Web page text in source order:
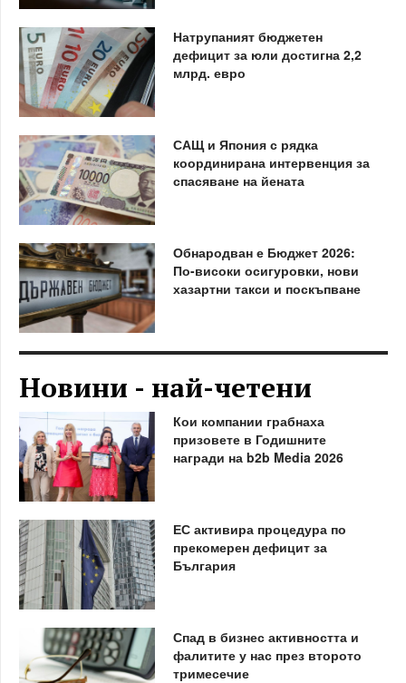
Натрупаният бюджетен
дефицит за юли достигна 2,2
млрд. евро
САЩ и Япония с рядка
координирана интервенция за
спасяване на йената
Обнародван е Бюджет 2026:
По-високи осигуровки, нови
хазартни такси и поскъпване
Новини - най-четени
Кои компании грабнаха
призовете в Годишните
награди на b2b Media 2026
ЕС активира процедура по
прекомерен дефицит за
България
Спад в бизнес активността и
фалитите у нас през второто
тримесечие